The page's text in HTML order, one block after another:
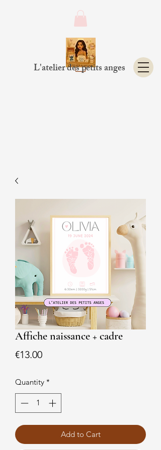
L'atelier des petits anges
Affiche naissance + cadre
€13.00Price
Quantity *
Add to Cart